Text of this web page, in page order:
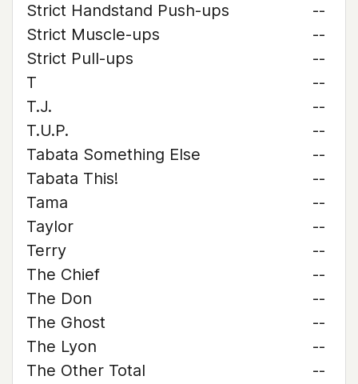
Strict Handstand Push-ups
--
Strict Muscle-ups
--
Strict Pull-ups
--
T
--
T.J.
--
T.U.P.
--
Tabata Something Else
--
Tabata This!
--
Tama
--
Taylor
--
Terry
--
The Chief
--
The Don
--
The Ghost
--
The Lyon
--
The Other Total
--